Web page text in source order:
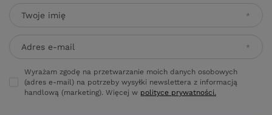
Twoje imię
Adres e-mail
Wyrażam zgodę na przetwarzanie moich danych osobowych
(adres e-mail) na potrzeby wysyłki newslettera z informacją
handlową (marketing). Więcej w polityce prywatności.